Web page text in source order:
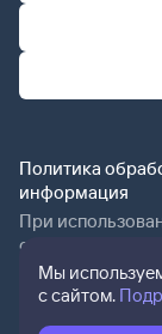
Политика
информация
При
обязательна.
Мы
с сайтом.